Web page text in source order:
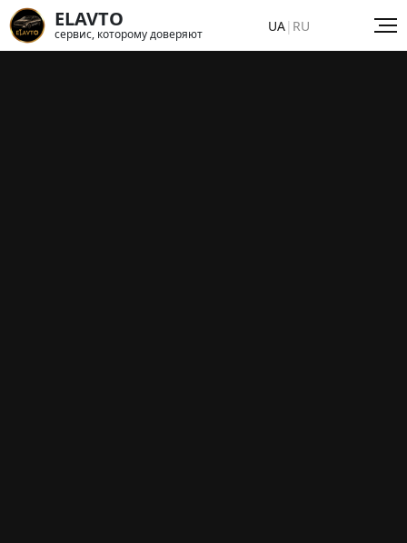
ELAVTO
сервис, которому доверяют UA| RU